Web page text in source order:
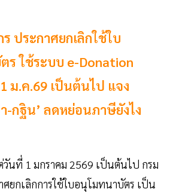
ประกาศยกเลิกใช้ใบ
ร ใช้ระบบ e-Donation
ม.ค.69 เป็นต้นไป แจง
-กฐิน’ ลดหย่อนภาษียังไง
วันที่ 1 มกราคม 2569 เป็นต้นไป กรม
ศยกเลิกการใช้ใบอนุโมทนาบัตร เป็น